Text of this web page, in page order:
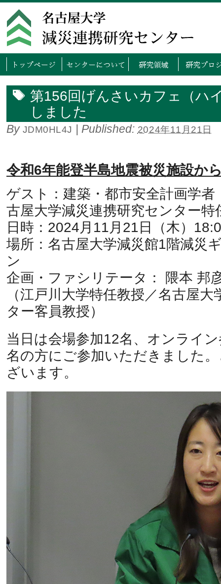
トップページ センタ
第156回げんさいカフェ（ハ
しました
By JDM0HL4J | Published: 2024年11月21日
令和6年能登半島地震被災施設か
ゲスト：建築・都市安全計画学
古屋大学減災連携研究センター特
日時：2024月11月21日（木）
場所：名古屋大学減災館1階減災
ン
企画・ファシリテータ： 隈本 邦
（江戸川大学特任教授／名古屋
ター客員教授）
当日は会場参加12名、オンライ
名の方にご参加いただきました
ざいます。